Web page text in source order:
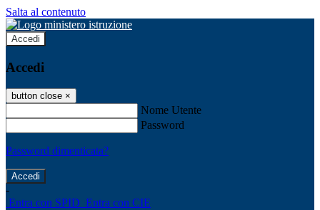
Salta al contenuto
Accedi
Accedi
button close ×
Nome Utente
Password
Password dimenticata?
-
Entra con SPID Entra con CIE